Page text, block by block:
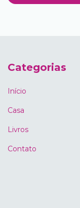
Categorias
Início
Casa
Livros
Contato